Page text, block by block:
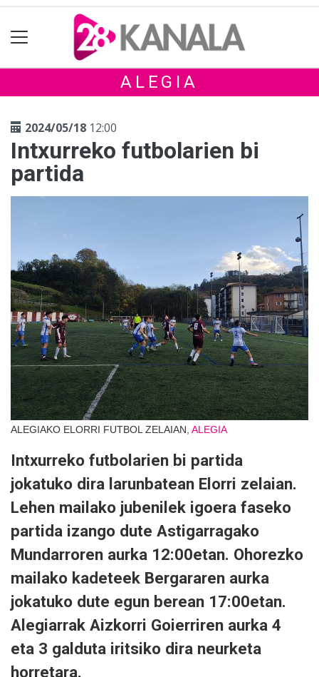
ALEGIA
2024/05/18 12:00
Intxurreko futbolarien bi
partida
ALEGIAKO ELORRI FUTBOL ZELAIAN, ALEGIA
Intxurreko futbolarien bi partida
jokatuko dira larunbatean Elorri zelaian.
Lehen mailako jubenilek igoera faseko
partida izango dute Astigarragako
Mundarroren aurka 12:00etan. Ohorezko
mailako kadeteek Bergararen aurka
jokatuko dute egun berean 17:00etan.
Alegiarrak Aizkorri Goierriren aurka 4
eta 3 galduta iritsiko dira neurketa
horretara.